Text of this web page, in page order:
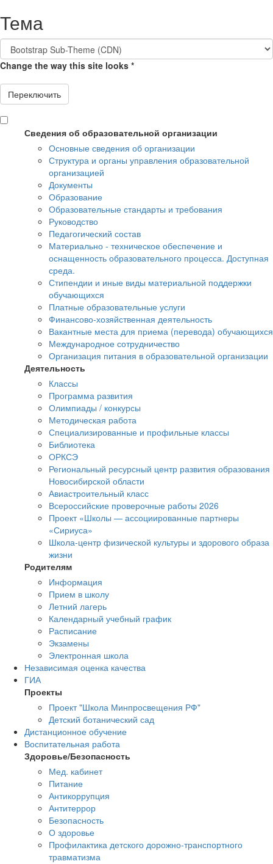
Тема
Change the way this site looks *
Переключить
Сведения об образовательной организации
Основные сведения об организации
Структура и органы управления образовательной
организацией
Документы
Образование
Образовательные стандарты и требования
Руководство
Педагогический состав
Материально - техническое обеспечение и
оснащенность образовательного процесса. Доступная
среда.
Стипендии и иные виды материальной поддержки
обучающихся
Платные образовательные услуги
Финансово-хозяйственная деятельность
Вакантные места для приема (перевода) обучающихся
Международное сотрудничество
Организация питания в образовательной организации
Деятельность
Классы
Программа развития
Олимпиады / конкурсы
Методическая работа
Специализированные и профильные классы
Библиотека
ОРКСЭ
Региональный ресурсный центр развития образования
Новосибирской области
Авиастроительный класс
Всероссийские проверочные работы 2026
Проект «Школы — ассоциированные партнеры
«Сириуса»
Школа-центр физической культуры и здорового образа
жизни
Родителям
Информация
Прием в школу
Летний лагерь
Календарный учебный график
Расписание
Экзамены
Электронная школа
Независимая оценка качества
ГИА
Проекты
Проект "Школа Минпросвещения РФ"
Детский ботанический сад
Дистанционное обучение
Воспитательная работа
Здоровье/Безопасность
Мед. кабинет
Питание
Антикоррупция
Антитеррор
Безопасность
О здоровье
Профилактика детского дорожно-транспортного
травматизма